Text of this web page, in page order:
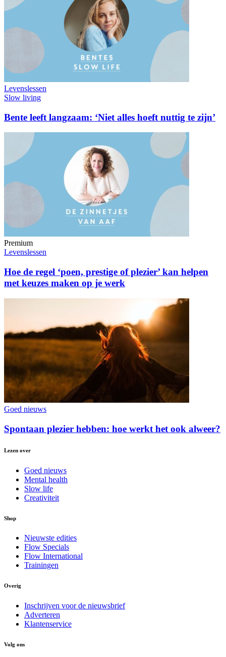
Levenslessen
Slow living
Bente leeft langzaam: ‘Niet alles hoeft nuttig te zijn’
Premium
Levenslessen
Hoe de regel ‘poen, prestige of plezier’ kan helpen
met keuzes maken op je werk
Goed nieuws
Spontaan plezier hebben: hoe werkt het ook alweer?
Lezen over
Goed nieuws
Mental health
Slow life
Creativiteit
Shop
Nieuwste edities
Flow Specials
Flow International
Trainingen
Overig
Inschrijven voor de nieuwsbrief
Adverteren
Klantenservice
Volg ons